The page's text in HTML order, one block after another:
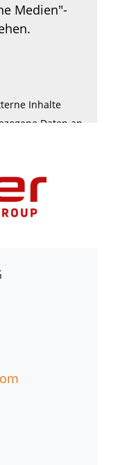
Medien"-
Inhalte
Daten an